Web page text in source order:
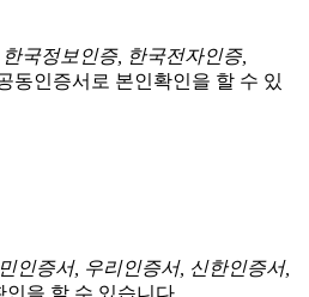
국정보인증, 한국전자인증,
동인증서로 본인확인을 할 수 있
인증서, 우리인증서, 신한인증서,